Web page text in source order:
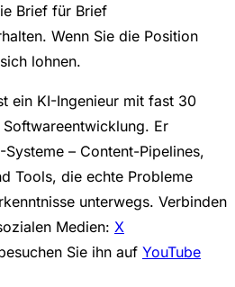
Brief für Brief
Wenn Sie die Position
lohnen.
ein KI-Ingenieur mit fast 30
Er
– Content-Pipelines,
Tools, die echte Probleme
unterwegs. Verbinden
Medien: X
Sie ihn auf YouTube